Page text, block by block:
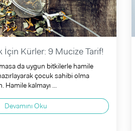
İçin Kürler: 9 Mucize Tarif!
da uygun bitkilerle hamile
çocuk sahibi olma
Hamile kalmayı ...
Devamını Oku